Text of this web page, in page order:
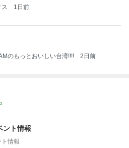
1日前
のもっとおいしい台湾!!!! 2日前
ント情報
情報